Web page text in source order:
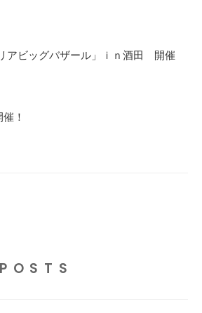
アビッグバザール」ｉｎ酒田 開催
！